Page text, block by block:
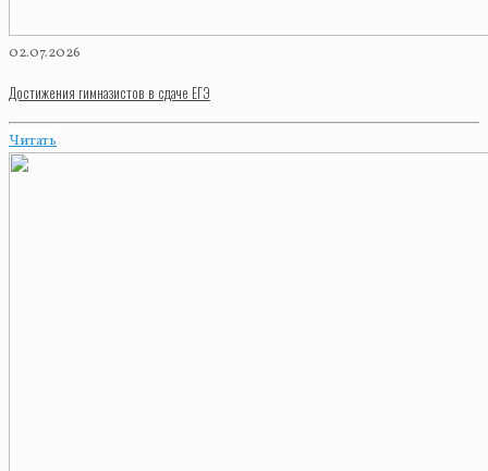
02.07.2026
Достижения гимназистов в сдаче ЕГЭ
Читать